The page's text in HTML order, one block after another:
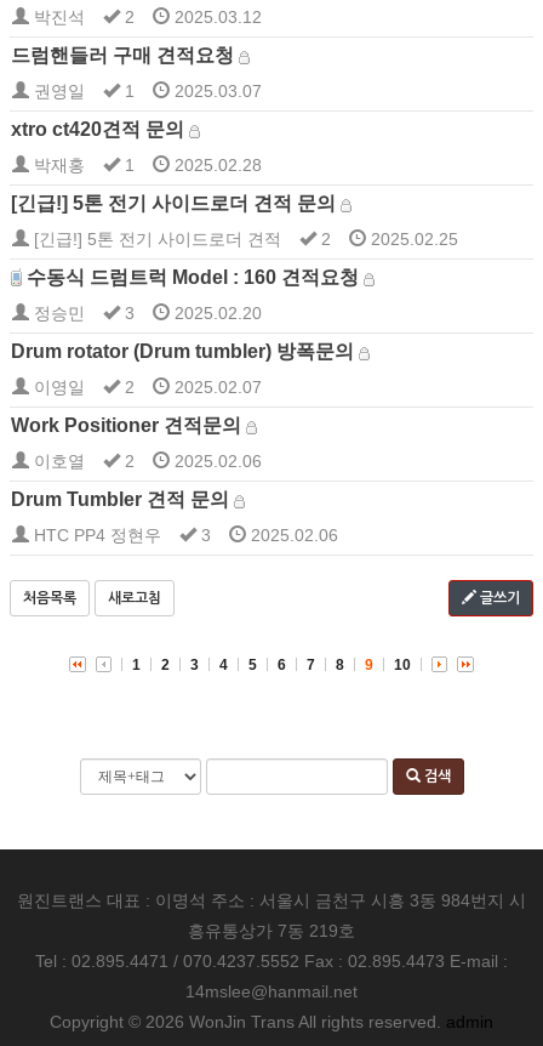
박진석 2 2025.03.12
드럼핸들러 구매 견적요청
권영일 1 2025.03.07
xtro ct420견적 문의
박재홍 1 2025.02.28
[긴급!] 5톤 전기 사이드로더 견적 문의
[긴급!] 5톤 전기 사이드로더 견적 2 2025.02.25
수동식 드럼트럭 Model : 160 견적요청
정승민 3 2025.02.20
Drum rotator (Drum tumbler) 방폭문의
이영일 2 2025.02.07
Work Positioner 견적문의
이호열 2 2025.02.06
Drum Tumbler 견적 문의
HTC PP4 정현우 3 2025.02.06
처음목록 새로고침 글쓰기
1 2 3 4 5 6 7 8 9 10
검색
원진트랜스 대표 : 이명석 주소 : 서울시 금천구 시흥 3동 984번지 시
흥유통상가 7동 219호
Tel : 02.895.4471 / 070.4237.5552 Fax : 02.895.4473 E-mail :
14mslee@hanmail.net
Copyright © 2026 WonJin Trans All rights reserved. admin